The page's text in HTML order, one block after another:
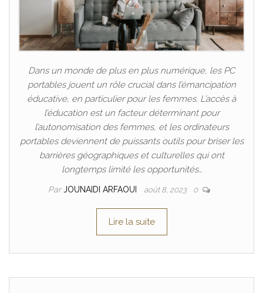
Dans un monde de plus en plus numérique, les PC
portables jouent un rôle crucial dans l’émancipation
éducative, en particulier pour les femmes. L’accès à
l’éducation est un facteur déterminant pour
l’autonomisation des femmes, et les ordinateurs
portables deviennent de puissants outils pour briser les
barrières géographiques et culturelles qui ont
longtemps limité les opportunités…
ParJOUNAIDI ARFAOUI août 8, 2023 0
Lire la suite